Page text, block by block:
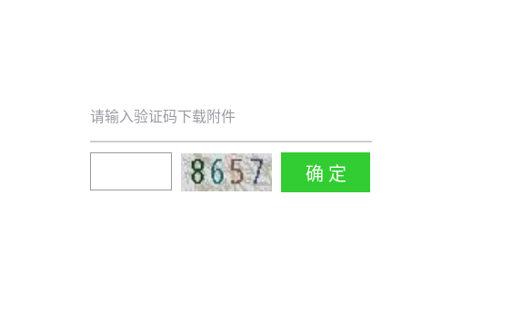
请输入验证码下载附件